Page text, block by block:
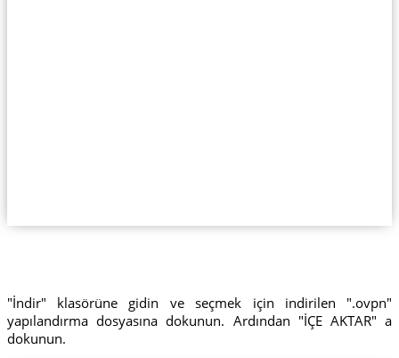
"İndir" klasörüne gidin ve seçmek için indirilen ".ovpn"
yapılandırma dosyasına dokunun. Ardından "İÇE AKTAR" a
dokunun.